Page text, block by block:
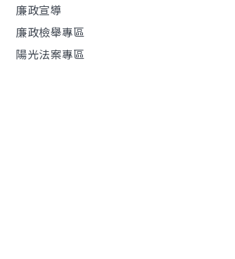
廉政宣導
廉政檢舉專區
陽光法案專區